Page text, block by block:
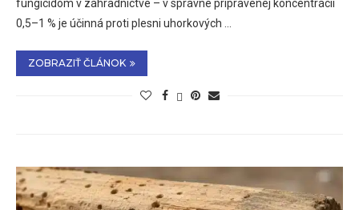
fungicídom v záhradníctve – v správne pripravenej koncentrácii
0,5–1 % je účinná proti plesni uhorkových …
ZOBRAZIŤ ČLÁNOK